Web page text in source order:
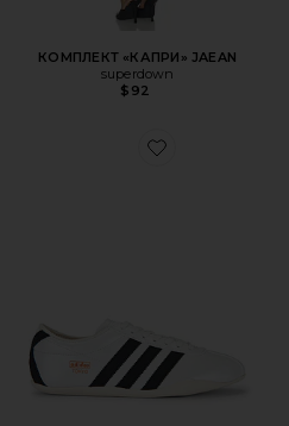
КОМПЛЕКТ «КАПРИ» JAEAN
superdown
$92
Favorite КРОССОВКИ